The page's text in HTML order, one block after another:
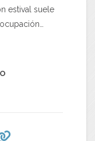
estival suele